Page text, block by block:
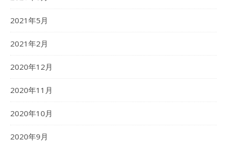
2021年5月
2021年2月
2020年12月
2020年11月
2020年10月
2020年9月